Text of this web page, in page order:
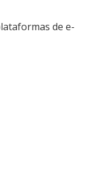
de e-